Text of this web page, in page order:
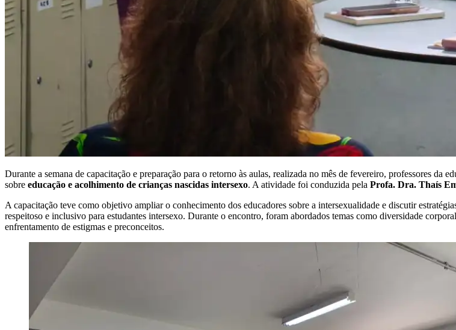
Durante a semana de capacitação e preparação para o retorno às aulas, realizada no mês de fevereiro, professores da
sobre educação e acolhimento de crianças nascidas intersexo. A atividade foi conduzida pela Profa. Dra. Thaís
A capacitação teve como objetivo ampliar o conhecimento dos educadores sobre a intersexualidade e discutir
respeitoso e inclusivo para estudantes intersexo. Durante o encontro, foram abordados temas como diversidade
enfrentamento de estigmas e preconceitos.